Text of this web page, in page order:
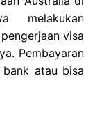
melakukan
visa
Pembayaran
atau bisa